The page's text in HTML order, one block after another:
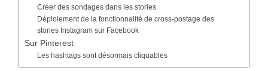
Créer des sondages dans les stories
Déploiement de la fonctionnalité de cross-postage des
stories Instagram sur Facebook
Sur Pinterest
Les hashtags sont désormais cliquables